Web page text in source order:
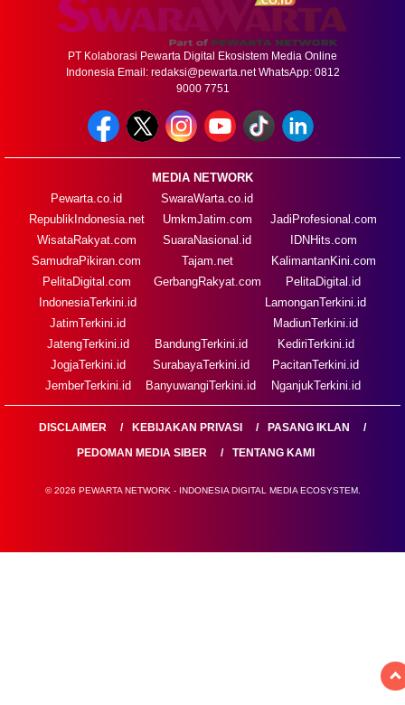
PT Kolaborasi Pewarta Digital Ekosistem Media Online
Indonesia Email: redaksi@pewarta.netWhatsApp: 0812
9000 7751
MEDIA NETWORK
Pewarta.co.id
RepublikIndonesia.net
WisataRakyat.com
SamudraPikiran.com
PelitaDigital.com
SwaraWarta.co.id
UmkmJatim.com
SuaraNasional.id
Tajam.net
GerbangRakyat.com
JadiProfesional.com
IDNHits.com
KalimantanKini.com
PelitaDigital.id
IndonesiaTerkini.id
JatimTerkini.id
JatengTerkini.id
JogjaTerkini.id
JemberTerkini.id
BandungTerkini.id
SurabayaTerkini.id
BanyuwangiTerkini.id
LamonganTerkini.id
MadiunTerkini.id
KediriTerkini.id
PacitanTerkini.id
NganjukTerkini.id
DISCLAIMER KEBIJAKAN PRIVASI
PASANG IKLAN
PEDOMAN MEDIA SIBER
TENTANG KAMI
© 2026 PEWARTA NETWORK - INDONESIA DIGITAL MEDIA ECOSYSTEM.